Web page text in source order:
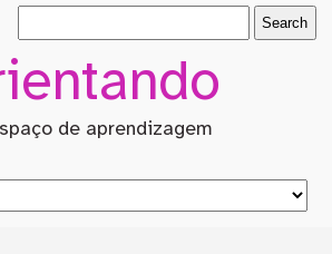
de aprendizagem